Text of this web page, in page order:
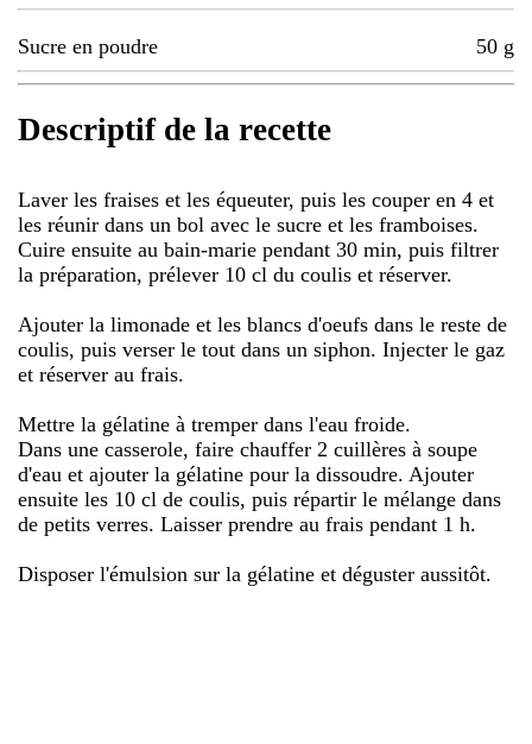
Sucre en poudre 50 g
Descriptif de la recette
Laver les fraises et les équeuter, puis les couper en 4 et
les réunir dans un bol avec le sucre et les framboises.
Cuire ensuite au bain-marie pendant 30 min, puis filtrer
la préparation, prélever 10 cl du coulis et réserver.
Ajouter la limonade et les blancs d'oeufs dans le reste de
coulis, puis verser le tout dans un siphon. Injecter le gaz
et réserver au frais.
Mettre la gélatine à tremper dans l'eau froide.
Dans une casserole, faire chauffer 2 cuillères à soupe
d'eau et ajouter la gélatine pour la dissoudre. Ajouter
ensuite les 10 cl de coulis, puis répartir le mélange dans
de petits verres. Laisser prendre au frais pendant 1 h.
Disposer l'émulsion sur la gélatine et déguster aussitôt.